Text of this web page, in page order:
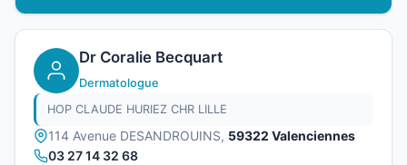
Dr Coralie Becquart
Dermatologue
HOP CLAUDE HURIEZ CHR LILLE
114 Avenue DESANDROUINS, 59322 Valenciennes
03 27 14 32 68